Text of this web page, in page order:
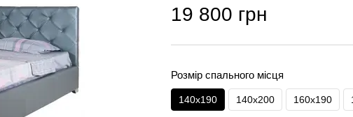
19 800 грн
Розмір спального місця
140х190 140х200 160х190